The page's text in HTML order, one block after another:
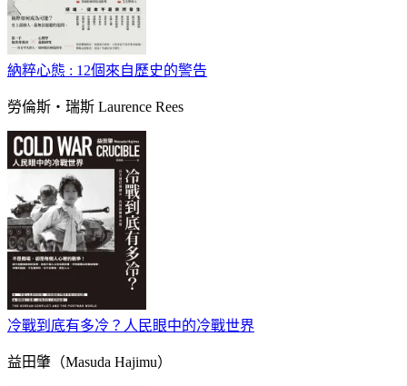
納粹心態 : 12個來自歷史的警告
勞倫斯‧瑞斯 Laurence Rees
冷戰到底有多冷？人民眼中的冷戰世界
益田肇（Masuda Hajimu）